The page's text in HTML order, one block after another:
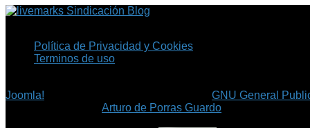
Sindicación Blog
Política de Privacidad y Cookies
Terminos de uso
Joomla!
GNU General
©Arturo de Porras Guardo